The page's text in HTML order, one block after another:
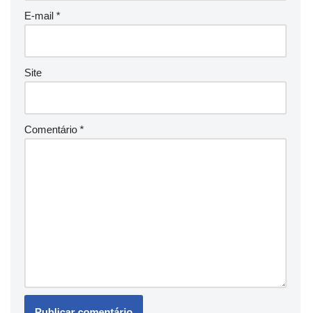
E-mail *
Site
Comentário *